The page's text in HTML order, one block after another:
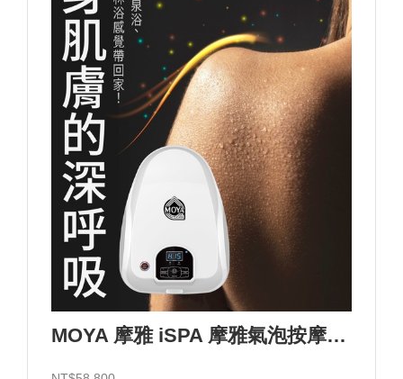
MOYA 摩雅 iSPA 摩雅氣泡按摩浴設備/110V